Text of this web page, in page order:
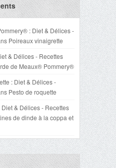
: Diet & Délices -
Poireaux vinaigrette
& Délices - Recettes
de Meaux® Pommery®
: Diet & Délices -
Pesto de roquette
& Délices - Recettes
de dinde à la coppa et